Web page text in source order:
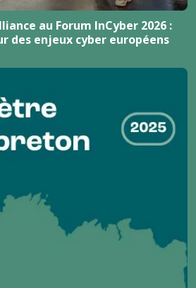
au Forum InCyber 2026 :
des enjeux cyber européens